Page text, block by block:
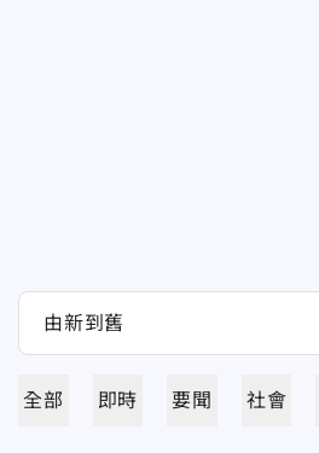
全部 即時 要聞 社會